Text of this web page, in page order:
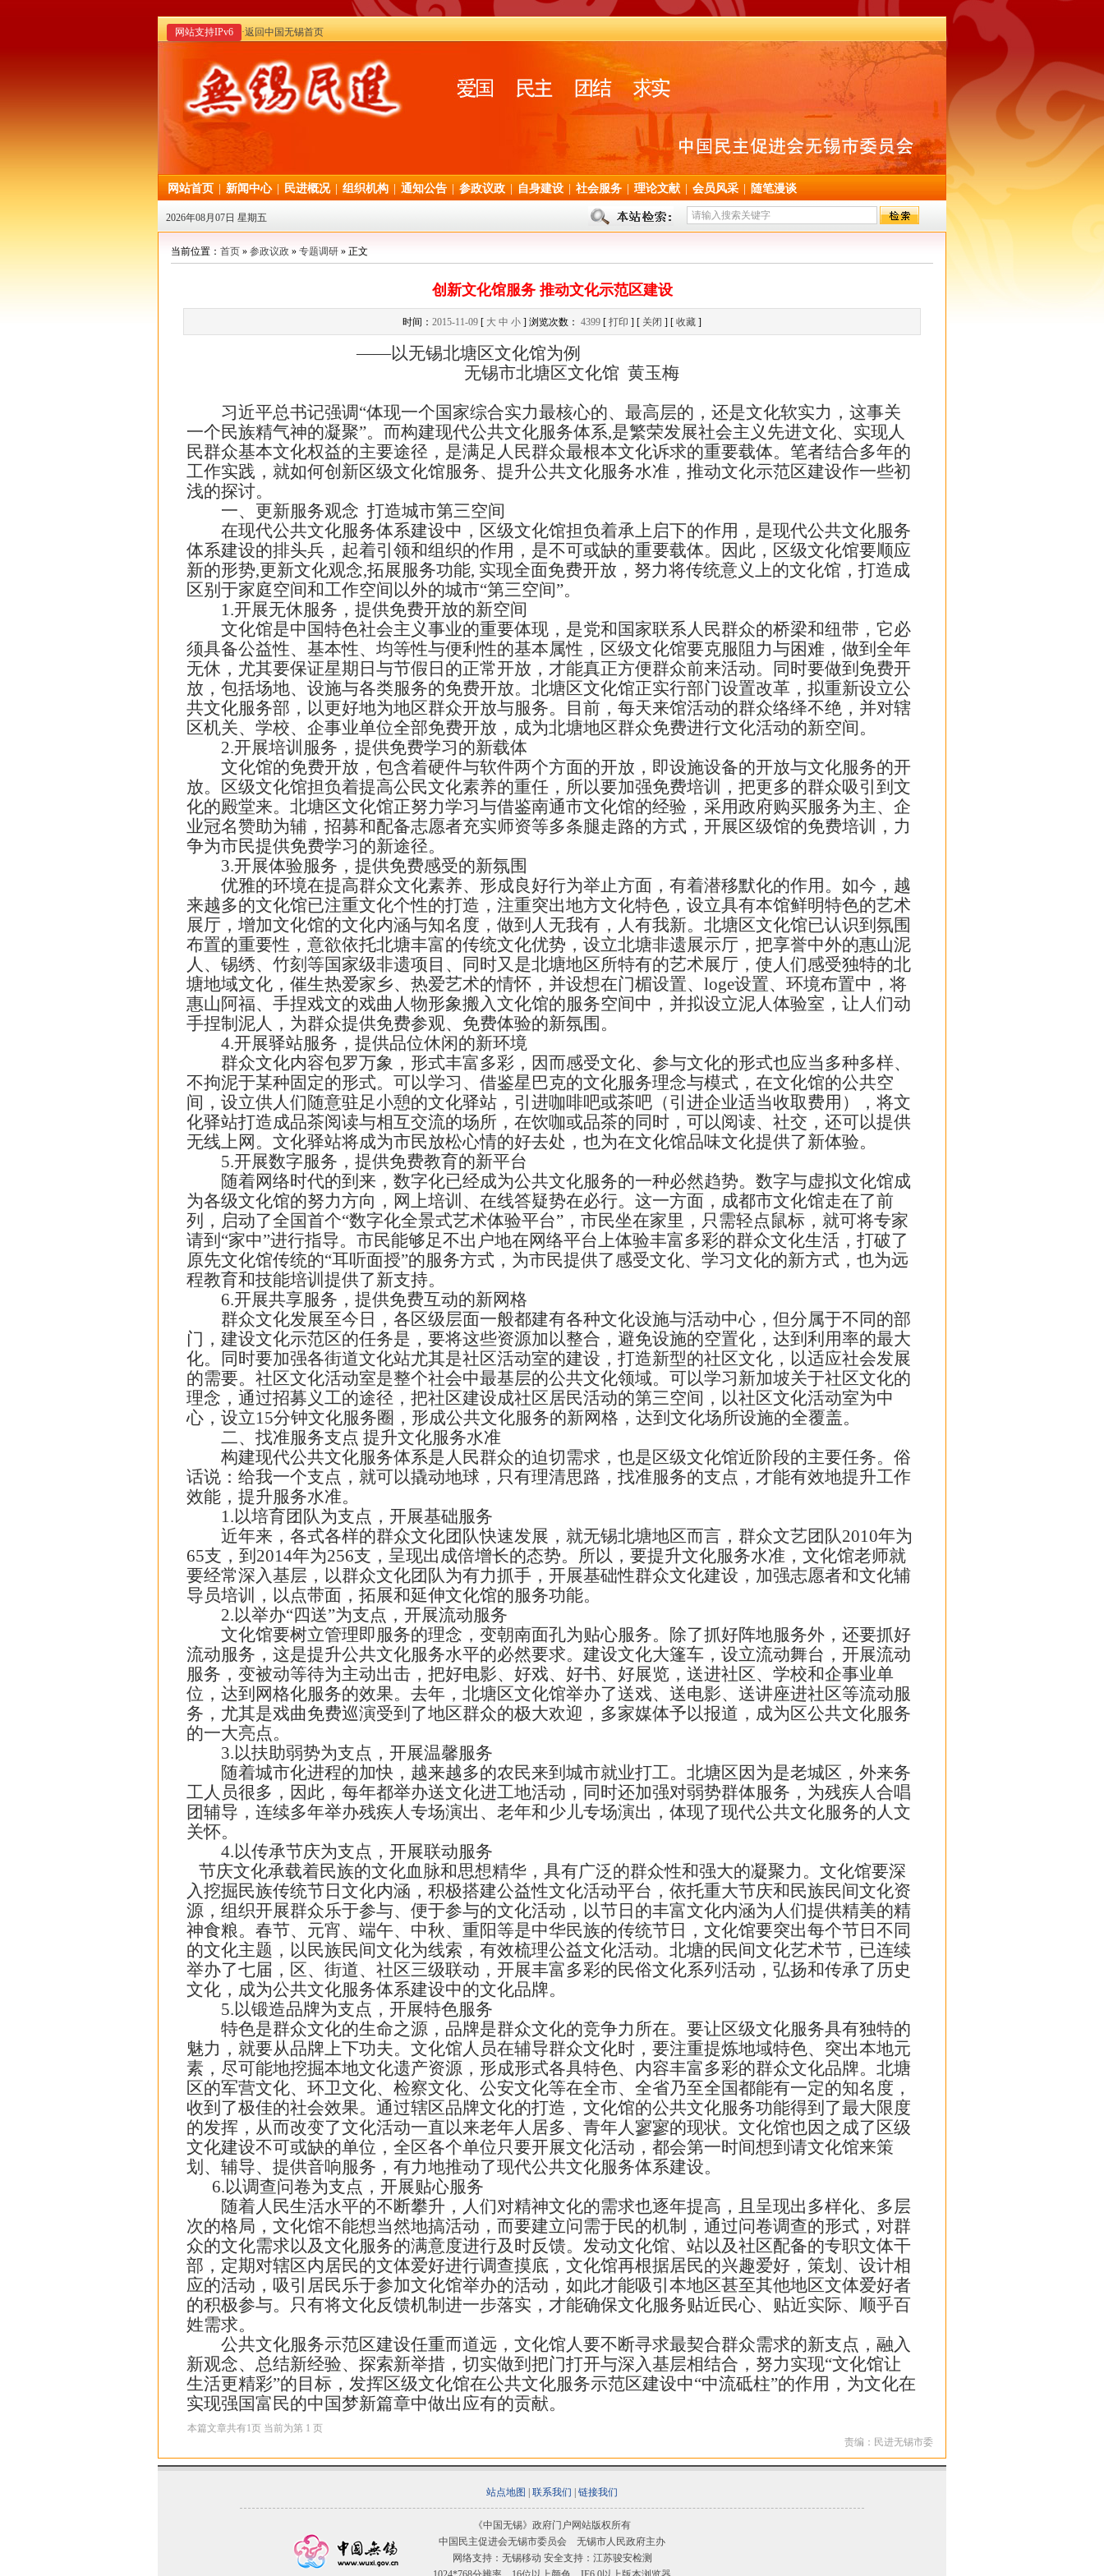
网站支持IPv6 ·返回中国无锡首页
网站首页 新闻中心 民进概况 组织机构 通知公告 参政议政 自身建设 社会服务 理论文献 会员风采 随笔漫谈
2026年08月07日 星期五
当前位置： 首页 » 参政议政 » 专题调研 » 正文
创新文化馆服务 推动文化示范区建设
时间： 2015-11-09 [ 大 中 小 ] 浏览次数： 4399 [ 打印 ] [ 关闭 ] [ 收藏 ]
——以无锡北塘区文化馆为例
无锡市北塘区文化馆 黄玉梅
习近平总书记强调“体现一个国家综合实力最核心的、最高层的，还是文化软实力，这事关
一个民族精气神的凝聚”。而构建现代公共文化服务体系,是繁荣发展社会主义先进文化、实现人
民群众基本文化权益的主要途径，是满足人民群众最根本文化诉求的重要载体。笔者结合多年的
工作实践，就如何创新区级文化馆服务、提升公共文化服务水准，推动文化示范区建设作一些初
浅的探讨。
一、更新服务观念 打造城市第三空间
在现代公共文化服务体系建设中，区级文化馆担负着承上启下的作用，是现代公共文化服务
体系建设的排头兵，起着引领和组织的作用，是不可或缺的重要载体。因此，区级文化馆要顺应
新的形势,更新文化观念,拓展服务功能, 实现全面免费开放，努力将传统意义上的文化馆，打造成
区别于家庭空间和工作空间以外的城市“第三空间”。
1.开展无休服务，提供免费开放的新空间
文化馆是中国特色社会主义事业的重要体现，是党和国家联系人民群众的桥梁和纽带，它必
须具备公益性、基本性、均等性与便利性的基本属性，区级文化馆要克服阻力与困难，做到全年
无休，尤其要保证星期日与节假日的正常开放，才能真正方便群众前来活动。同时要做到免费开
放，包括场地、设施与各类服务的免费开放。北塘区文化馆正实行部门设置改革，拟重新设立公
共文化服务部，以更好地为地区群众开放与服务。目前，每天来馆活动的群众络绎不绝，并对辖
区机关、学校、企事业单位全部免费开放，成为北塘地区群众免费进行文化活动的新空间。
2.开展培训服务，提供免费学习的新载体
文化馆的免费开放，包含着硬件与软件两个方面的开放，即设施设备的开放与文化服务的开
放。区级文化馆担负着提高公民文化素养的重任，所以要加强免费培训，把更多的群众吸引到文
化的殿堂来。北塘区文化馆正努力学习与借鉴南通市文化馆的经验，采用政府购买服务为主、企
业冠名赞助为辅，招募和配备志愿者充实师资等多条腿走路的方式，开展区级馆的免费培训，力
争为市民提供免费学习的新途径。
3.开展体验服务，提供免费感受的新氛围
优雅的环境在提高群众文化素养、形成良好行为举止方面，有着潜移默化的作用。如今，越
来越多的文化馆已注重文化个性的打造，注重突出地方文化特色，设立具有本馆鲜明特色的艺术
展厅，增加文化馆的文化内涵与知名度，做到人无我有，人有我新。北塘区文化馆已认识到氛围
布置的重要性，意欲依托北塘丰富的传统文化优势，设立北塘非遗展示厅，把享誉中外的惠山泥
人、锡绣、竹刻等国家级非遗项目、同时又是北塘地区所特有的艺术展厅，使人们感受独特的北
塘地域文化，催生热爱家乡、热爱艺术的情怀，并设想在门楣设置、loge设置、环境布置中，将
惠山阿福、手捏戏文的戏曲人物形象搬入文化馆的服务空间中，并拟设立泥人体验室，让人们动
手捏制泥人，为群众提供免费参观、免费体验的新氛围。
4.开展驿站服务，提供品位休闲的新环境
群众文化内容包罗万象，形式丰富多彩，因而感受文化、参与文化的形式也应当多种多样、
不拘泥于某种固定的形式。可以学习、借鉴星巴克的文化服务理念与模式，在文化馆的公共空
间，设立供人们随意驻足小憩的文化驿站，引进咖啡吧或茶吧（引进企业适当收取费用），将文
化驿站打造成品茶阅读与相互交流的场所，在饮咖或品茶的同时，可以阅读、社交，还可以提供
无线上网。文化驿站将成为市民放松心情的好去处，也为在文化馆品味文化提供了新体验。
5.开展数字服务，提供免费教育的新平台
随着网络时代的到来，数字化已经成为公共文化服务的一种必然趋势。数字与虚拟文化馆成
为各级文化馆的努力方向，网上培训、在线答疑势在必行。这一方面，成都市文化馆走在了前
列，启动了全国首个“数字化全景式艺术体验平台”，市民坐在家里，只需轻点鼠标，就可将专家
请到“家中”进行指导。市民能够足不出户地在网络平台上体验丰富多彩的群众文化生活，打破了
原先文化馆传统的“耳听面授”的服务方式，为市民提供了感受文化、学习文化的新方式，也为远
程教育和技能培训提供了新支持。
6.开展共享服务，提供免费互动的新网格
群众文化发展至今日，各区级层面一般都建有各种文化设施与活动中心，但分属于不同的部
门，建设文化示范区的任务是，要将这些资源加以整合，避免设施的空置化，达到利用率的最大
化。同时要加强各街道文化站尤其是社区活动室的建设，打造新型的社区文化，以适应社会发展
的需要。社区文化活动室是整个社会中最基层的公共文化领域。可以学习新加坡关于社区文化的
理念，通过招募义工的途径，把社区建设成社区居民活动的第三空间，以社区文化活动室为中
心，设立15分钟文化服务圈，形成公共文化服务的新网格，达到文化场所设施的全覆盖。
二、找准服务支点 提升文化服务水准
构建现代公共文化服务体系是人民群众的迫切需求，也是区级文化馆近阶段的主要任务。俗
话说：给我一个支点，就可以撬动地球，只有理清思路，找准服务的支点，才能有效地提升工作
效能，提升服务水准。
1.以培育团队为支点，开展基础服务
近年来，各式各样的群众文化团队快速发展，就无锡北塘地区而言，群众文艺团队2010年为
65支，到2014年为256支，呈现出成倍增长的态势。所以，要提升文化服务水准，文化馆老师就
要经常深入基层，以群众文化团队为有力抓手，开展基础性群众文化建设，加强志愿者和文化辅
导员培训，以点带面，拓展和延伸文化馆的服务功能。
2.以举办“四送”为支点，开展流动服务
文化馆要树立管理即服务的理念，变朝南面孔为贴心服务。除了抓好阵地服务外，还要抓好
流动服务，这是提升公共文化服务水平的必然要求。建设文化大篷车，设立流动舞台，开展流动
服务，变被动等待为主动出击，把好电影、好戏、好书、好展览，送进社区、学校和企事业单
位，达到网格化服务的效果。去年，北塘区文化馆举办了送戏、送电影、送讲座进社区等流动服
务，尤其是戏曲免费巡演受到了地区群众的极大欢迎，多家媒体予以报道，成为区公共文化服务
的一大亮点。
3.以扶助弱势为支点，开展温馨服务
随着城市化进程的加快，越来越多的农民来到城市就业打工。北塘区因为是老城区，外来务
工人员很多，因此，每年都举办送文化进工地活动，同时还加强对弱势群体服务，为残疾人合唱
团辅导，连续多年举办残疾人专场演出、老年和少儿专场演出，体现了现代公共文化服务的人文
关怀。
4.以传承节庆为支点，开展联动服务
节庆文化承载着民族的文化血脉和思想精华，具有广泛的群众性和强大的凝聚力。文化馆要深
入挖掘民族传统节日文化内涵，积极搭建公益性文化活动平台，依托重大节庆和民族民间文化资
源，组织开展群众乐于参与、便于参与的文化活动，以节日的丰富文化内涵为人们提供精美的精
神食粮。春节、元宵、端午、中秋、重阳等是中华民族的传统节日，文化馆要突出每个节日不同
的文化主题，以民族民间文化为线索，有效梳理公益文化活动。北塘的民间文化艺术节，已连续
举办了七届，区、街道、社区三级联动，开展丰富多彩的民俗文化系列活动，弘扬和传承了历史
文化，成为公共文化服务体系建设中的文化品牌。
5.以锻造品牌为支点，开展特色服务
特色是群众文化的生命之源，品牌是群众文化的竞争力所在。要让区级文化服务具有独特的
魅力，就要从品牌上下功夫。文化馆人员在辅导群众文化时，要注重提炼地域特色、突出本地元
素，尽可能地挖掘本地文化遗产资源，形成形式各具特色、内容丰富多彩的群众文化品牌。北塘
区的军营文化、环卫文化、检察文化、公安文化等在全市、全省乃至全国都能有一定的知名度，
收到了极佳的社会效果。通过辖区品牌文化的打造，文化馆的公共文化服务功能得到了最大限度
的发挥，从而改变了文化活动一直以来老年人居多、青年人寥寥的现状。文化馆也因之成了区级
文化建设不可或缺的单位，全区各个单位只要开展文化活动，都会第一时间想到请文化馆来策
划、辅导、提供音响服务，有力地推动了现代公共文化服务体系建设。
6.以调查问卷为支点，开展贴心服务
随着人民生活水平的不断攀升，人们对精神文化的需求也逐年提高，且呈现出多样化、多层
次的格局，文化馆不能想当然地搞活动，而要建立问需于民的机制，通过问卷调查的形式，对群
众的文化需求以及文化服务的满意度进行及时反馈。发动文化馆、站以及社区配备的专职文体干
部，定期对辖区内居民的文体爱好进行调查摸底，文化馆再根据居民的兴趣爱好，策划、设计相
应的活动，吸引居民乐于参加文化馆举办的活动，如此才能吸引本地区甚至其他地区文体爱好者
的积极参与。只有将文化反馈机制进一步落实，才能确保文化服务贴近民心、贴近实际、顺乎百
姓需求。
公共文化服务示范区建设任重而道远，文化馆人要不断寻求最契合群众需求的新支点，融入
新观念、总结新经验、探索新举措，切实做到把门打开与深入基层相结合，努力实现“文化馆让
生活更精彩”的目标，发挥区级文化馆在公共文化服务示范区建设中“中流砥柱”的作用，为文化在
实现强国富民的中国梦新篇章中做出应有的贡献。
本篇文章共有1页 当前为第 1 页
责编：民进无锡市委
站点地图 联系我们 链接我们
《中国无锡》政府门户网站版权所有
中国民主促进会无锡市委员会 无锡市人民政府主办
网络支持：无锡移动 安全支持：江苏骏安检测